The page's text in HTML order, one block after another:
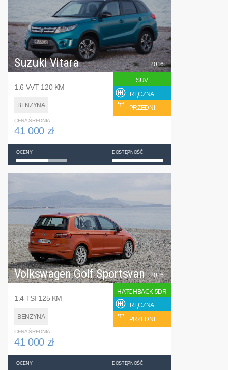
Suzuki Vitara
1.6 VVT 120 KM
BENZYNA
2016
SUV
RĘCZNA
PRZEDNI
CENA ŚREDNIA
41 000 zł
OCENY DOSTĘPNOŚĆ
Volkswagen Golf Sportsvan
1.4 TSI 125 KM
BENZYNA
2016
HATCHBACK 5DR
RĘCZNA
PRZEDNI
CENA ŚREDNIA
41 000 zł
OCENY DOSTĘPNOŚĆ